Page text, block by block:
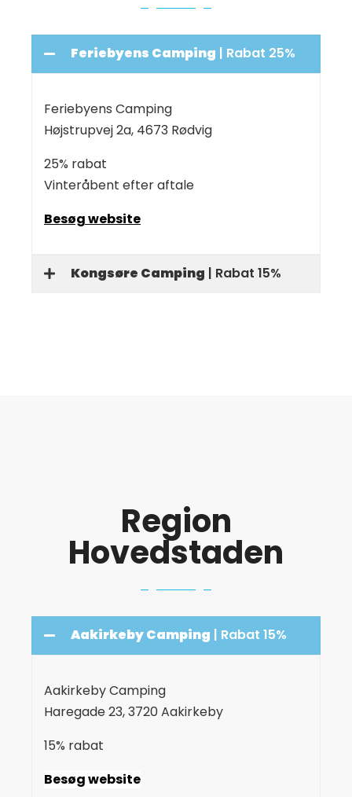
Feriebyens Camping | Rabat 25%
Feriebyens Camping
Højstrupvej 2a, 4673 Rødvig
25% rabat
Vinteråbent efter aftale
Besøg website
Kongsøre Camping | Rabat 15%
Region
Hovedstaden
Aakirkeby Camping | Rabat 15%
Aakirkeby Camping
Haregade 23, 3720 Aakirkeby
15% rabat
Besøg website